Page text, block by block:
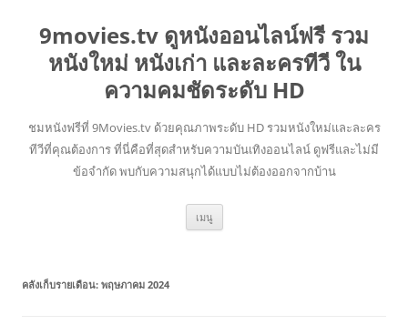
9movies.tv ดูหนังออนไลน์ฟรี รวม
หนังใหม่ หนังเก่า และละครทีวี ใน
ความคมชัดระดับ HD
ชมหนังฟรีที่ 9Movies.tv ด้วยคุณภาพระดับ HD รวมหนังใหม่และละคร
ทีวีที่คุณต้องการ ที่นี่คือที่สุดสำหรับความบันเทิงออนไลน์ ดูฟรีและไม่มี
ข้อจำกัด พบกับความสนุกได้แบบไม่ต้องออกจากบ้าน
เมนู ข้าม
ยัง
คลังเก็บรายเดือน: พฤษภาคม 2024